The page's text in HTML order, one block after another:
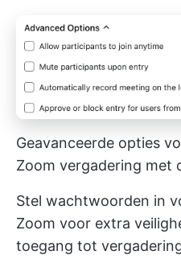
Geavanceerde opties
Zoom vergadering met
Stel wachtwoorden in
Zoom voor extra
toegang tot